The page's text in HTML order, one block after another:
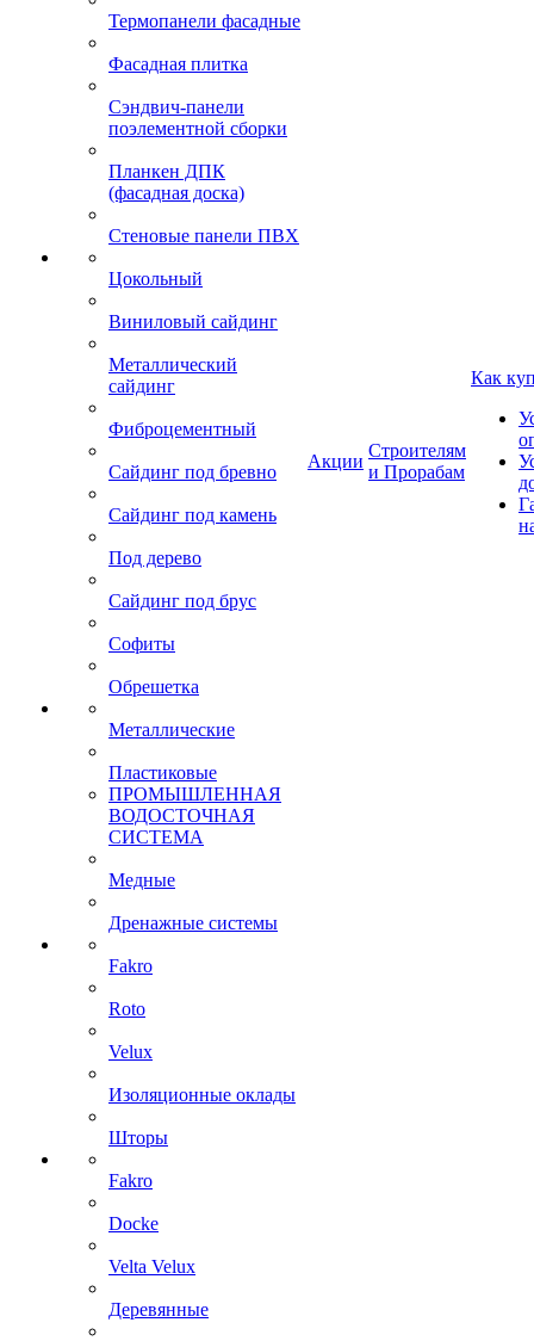
Термопанели фасадные
Фасадная плитка
Сэндвич-панели
поэлементной сборки
Планкен ДПК
(фасадная доска)
Стеновые панели ПВХ
Цокольный
Виниловый сайдинг
Металлический
сайдинг
Фиброцементный
Сайдинг под бревно
Сайдинг под камень
Под дерево
Сайдинг под брус
Софиты
Обрешетка
Металлические
Пластиковые
ПРОМЫШЛЕННАЯ
ВОДОСТОЧНАЯ
СИСТЕМА
Медные
Дренажные системы
Fakro
Roto
Velux
Изоляционные оклады
Шторы
Fakro
Docke
Velta Velux
Деревянные
Акции
Строителям
и Прорабам
Как